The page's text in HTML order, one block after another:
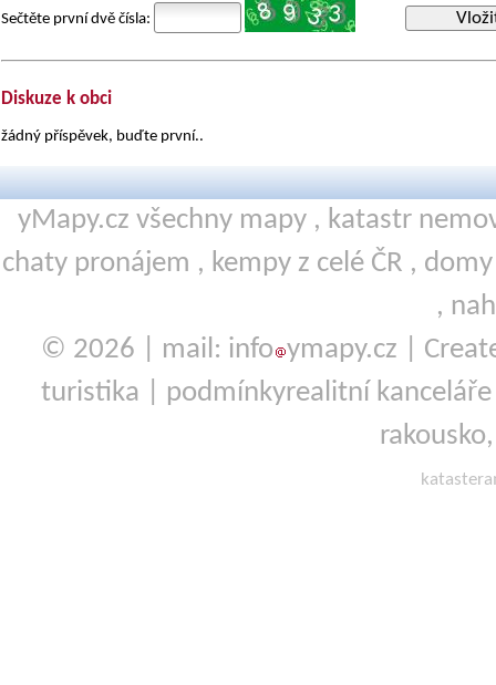
Sečtěte první dvě čísla:
Diskuze k obci
žádný příspěvek, buďte první..
yMapy.cz všechny mapy , katastr
chaty pronájem , kempy z celé ČR ,
,
© 2026 | mail: info ymapy.cz |
turistika
podmínkyrealitní
rakousko